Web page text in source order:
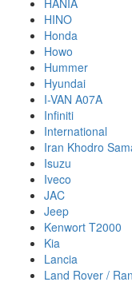
HANIA
HINO
Honda
Howo
Hummer
Hyundai
I-VAN A07A
Infiniti
International
Iran Khodro
Isuzu
Iveco
JAC
Jeep
Kenwort T2000
Kia
Lancia
Land Rover /